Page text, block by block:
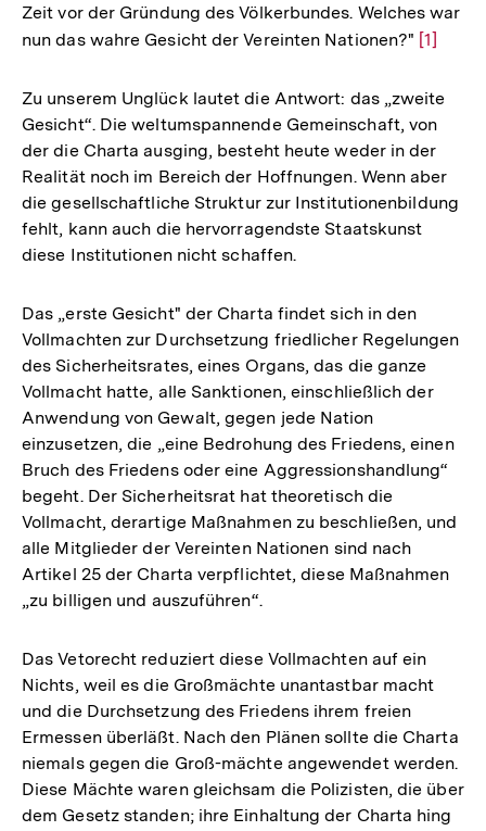
Zeit vor der Gründung des Völkerbundes. Welches war
nun das wahre Gesicht der Vereinten Nationen?" Zur
der
Fußnote
[1]
Zu unserem Unglück lautet die Antwort: das „zweite
Gesicht“. Die weltumspannende Gemeinschaft, von
der die Charta ausging, besteht heute weder in der
Realität noch im Bereich der Hoffnungen. Wenn aber
die gesellschaftliche Struktur zur Institutionenbildung
fehlt, kann auch die hervorragendste Staatskunst
diese Institutionen nicht schaffen.
Das „erste Gesicht" der Charta findet sich in den
Vollmachten zur Durchsetzung friedlicher Regelungen
des Sicherheitsrates, eines Organs, das die ganze
Vollmacht hatte, alle Sanktionen, einschließlich der
Anwendung von Gewalt, gegen jede Nation
einzusetzen, die „eine Bedrohung des Friedens, einen
Bruch des Friedens oder eine Aggressionshandlung“
begeht. Der Sicherheitsrat hat theoretisch die
Vollmacht, derartige Maßnahmen zu beschließen, und
alle Mitglieder der Vereinten Nationen sind nach
Artikel 25 der Charta verpflichtet, diese Maßnahmen
„zu billigen und auszuführen“.
Das Vetorecht reduziert diese Vollmachten auf ein
Nichts, weil es die Großmächte unantastbar macht
und die Durchsetzung des Friedens ihrem freien
Ermessen überläßt. Nach den Plänen sollte die Charta
niemals gegen die Groß-mächte angewendet werden.
Diese Mächte waren gleichsam die Polizisten, die über
dem Gesetz standen; ihre Einhaltung der Charta hingZum